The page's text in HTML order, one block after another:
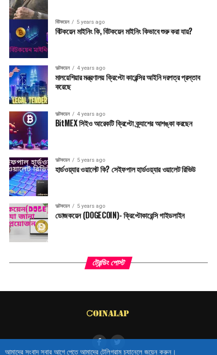
বিটকয়েন 5 years ago
বিটকয়েন মাইনিং কি, বিটকয়েন মাইনিং কিভাবে শুরু করা যায়?
অল্টকয়েন 4 years ago
মালয়েশিয়ার মন্ত্রণালয় ক্রিপ্টো কারেন্সির আইনি দরপত্র প্রস্তাব
করেছে
অল্টকয়েন 4 years ago
BitMEX সিইও আরেকটি ক্রিপ্টো ক্র্যাশের আশঙ্কা করছেন
অল্টকয়েন 5 years ago
হার্ডওয়্যার ওয়ালেট কি? সেইফপাল হার্ডওয়্যার ওয়ালেট রিভিউ
অল্টকয়েন 5 years ago
ডোজকয়েন (DOGECOIN)- ক্রিপ্টোকারেন্সি গাইডলাইন
ট্রেন্ডিং পোস্ট
আমাদের সংবাদ সবার আগে পেতে আমাদের টেলিগ্রাম চ্যানেলে জয়েন করুন।